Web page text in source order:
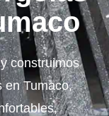
construimos
en Tumaco,